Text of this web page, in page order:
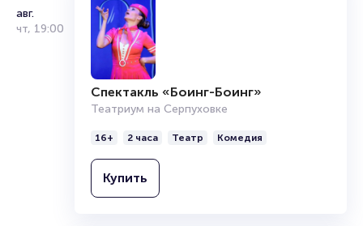
Для консультации и бронирования обращайтесь по
телефону 8-800-500-42-62, 8-499-226-15-14.
Обратите внимание, возможна смена актёрского состава.
Полезные ссылки
Подробнее о том, как вернуть, сдать или продать билет
авг.
чт, 19:00
Спектакль «Боинг-Боинг»
Театриум на Серпуховке
16+ 2 часа Театр Комедия
Купить